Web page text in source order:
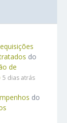
do
de
5 dias atrás
do